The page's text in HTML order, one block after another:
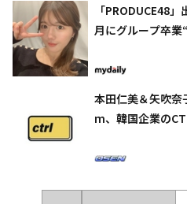
「PRODUCE48
月にグループ卒業
本田仁美＆矢吹
m、韓国企業の